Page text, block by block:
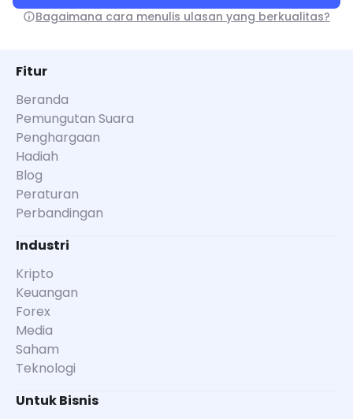
Bagaimana cara menulis ulasan yang berkualitas?
Fitur
Beranda
Pemungutan Suara
Penghargaan
Hadiah
Blog
Peraturan
Perbandingan
Industri
Kripto
Keuangan
Forex
Media
Saham
Teknologi
Untuk Bisnis